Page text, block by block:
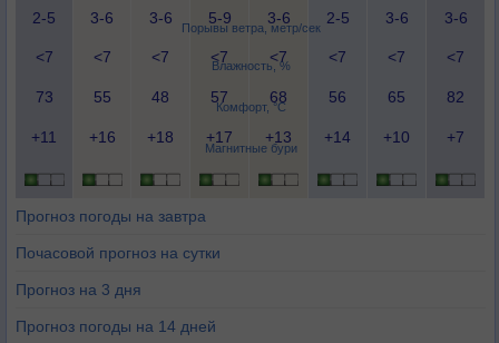
Порывы ветра, метр/сек
Влажность, %
Комфорт, °C
Магнитные бури
2-5
3-6
3-6
5-9
3-6
2-5
3-6
3-6
<7 <7 <7 <7 <7 <7 <7 <7
73 55 48 57 68 56 65 82
+11 +16 +18 +17 +13 +14 +10 +7
Прогноз погоды на завтра
Почасовой прогноз на сутки
Прогноз на 3 дня
Прогноз погоды на 14 дней